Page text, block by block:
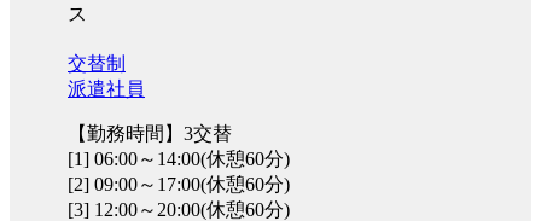
ス
交替制
派遣社員
【勤務時間】3交替
[1] 06:00～14:00(休憩60分)
[2] 09:00～17:00(休憩60分)
[3] 12:00～20:00(休憩60分)